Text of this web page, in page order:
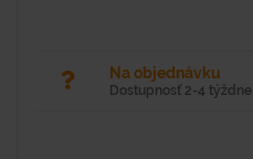
Na objednávku
Dostupnosť 2-4 týždne